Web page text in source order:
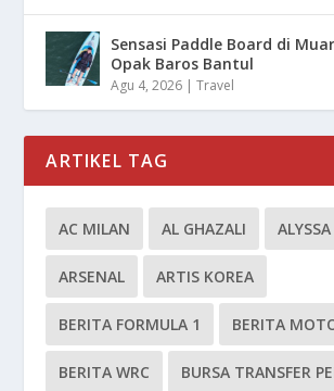
Sensasi Paddle Board di
Opak Baros Bantul
Agu 4, 2026 |Travel
ARTIKEL TAG
AC MILAN AL GHAZALI
ARSENAL ARTIS KOREA
BERITA FORMULA 1 BERITA
BERITA WRC BURSA TRANSFER